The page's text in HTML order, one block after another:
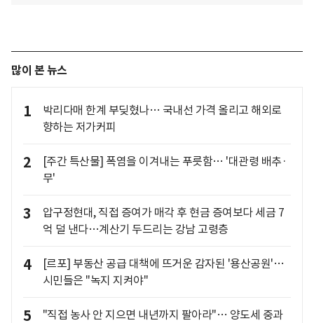
많이 본 뉴스
1
박리다매 한계 부딪혔나… 국내선 가격 올리고 해외로
향하는 저가커피
2
[주간 특산물] 폭염을 이겨내는 푸릇함… '대관령 배추·
무'
3
압구정현대, 직접 증여가 매각 후 현금 증여보다 세금 7
억 덜 낸다…계산기 두드리는 강남 고령층
4
[르포] 부동산 공급 대책에 뜨거운 감자된 '용산공원'…
시민들은 "녹지 지켜야"
5
"직접 농사 안 지으면 내년까지 팔아라"… 양도세 중과